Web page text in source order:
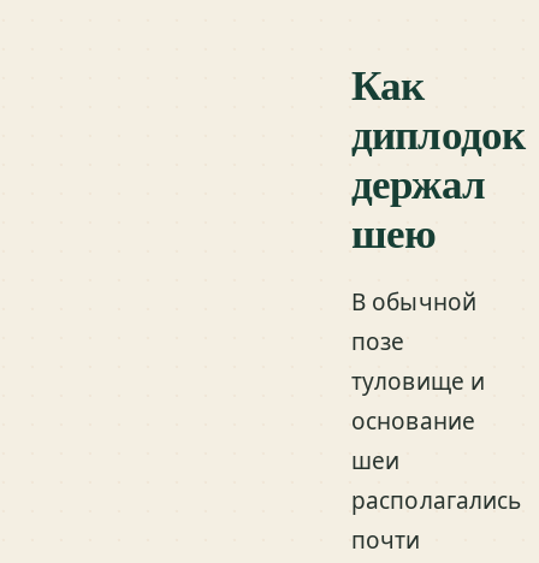
Как
диплодок
держал
шею
В обычной
позе
туловище и
основание
шеи
располагались
почти